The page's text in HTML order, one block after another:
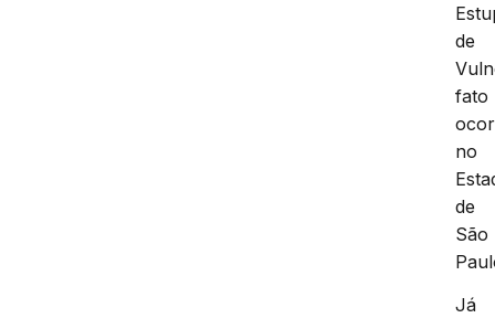
de
fato
no
de
São
Já